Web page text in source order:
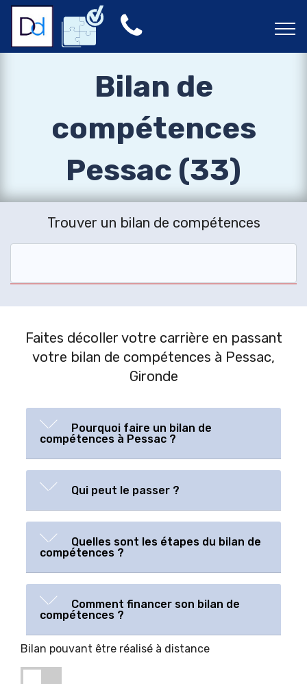
Bilan de
compétences
Pessac (33)
Trouver un bilan de compétences
Faites décoller votre carrière en passant
votre bilan de compétences à Pessac,
Gironde
Pourquoi faire un bilan de
compétences à Pessac ?
Qui peut le passer ?
Quelles sont les étapes du bilan de
compétences ?
Comment financer son bilan de
compétences ?
Bilan pouvant être réalisé à distance